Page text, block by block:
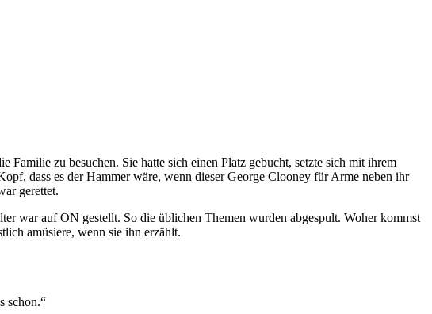
zu besuchen. Sie hatte sich einen Platz gebucht, setzte sich mit ihrem
dass es der Hammer wäre, wenn dieser George Clooney für Arme neben ihr
gerettet.
war auf ON gestellt. So die üblichen Themen wurden abgespult. Woher kommst
amüsiere, wenn sie ihn erzählt.
schon.“